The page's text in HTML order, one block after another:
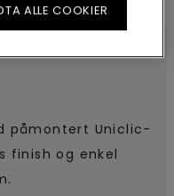
påmontert Uniclic-
finish og enkel
ALLE COOKIER